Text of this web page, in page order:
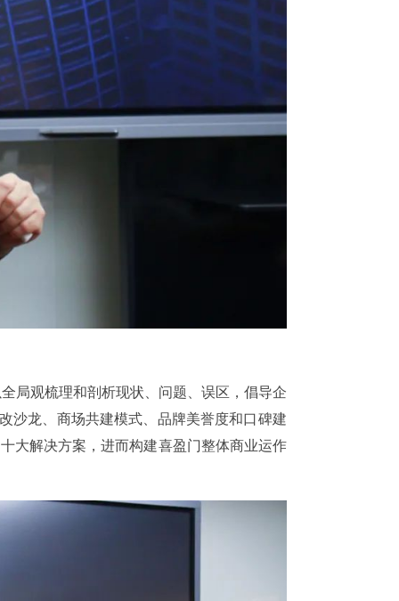
局观梳理和剖析现状、问题、误区，倡导企
沙龙、商场共建模式、品牌美誉度和口碑建
大解决方案，进而构建喜盈门整体商业运作